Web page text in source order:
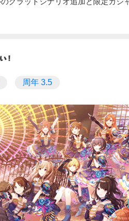
周年 3.5